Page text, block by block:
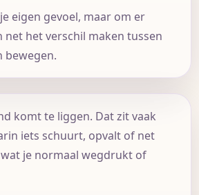
eigen gevoel, maar om er
het verschil maken tussen
bewegen.
komt te liggen. Dat zit vaak
iets schuurt, opvalt of net
je normaal wegdrukt of